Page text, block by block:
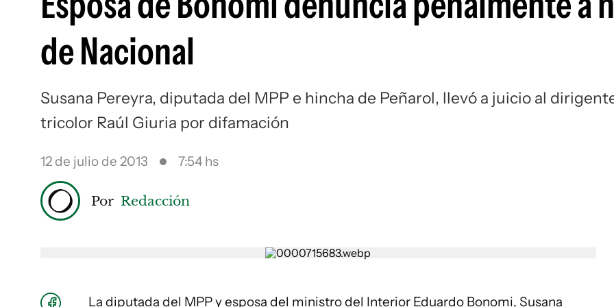
de Nacional
Susana Pereyra, diputada del MPP e hincha de Peñarol, llevó a juicio al
tricolor Raúl Giuria por difamación
12 de julio de 2013 7:54 hs
Por Redacción
La diputada del MPP y esposa del ministro del Interior Eduardo Bonomi, Susana